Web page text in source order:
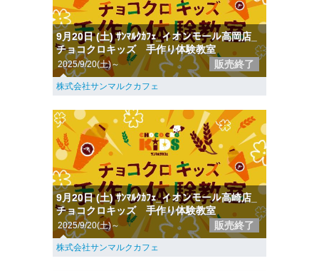
9月20日 (土) ｻﾝﾏﾙｸｶﾌｪ_イオンモール高岡店_
チョコクロキッズ 手作り体験教室
2025/9/20(土)～ 販売終了
株式会社サンマルクカフェ
9月20日 (土) ｻﾝﾏﾙｸｶﾌｪ_イオンモール高崎店_
チョコクロキッズ 手作り体験教室
2025/9/20(土)～ 販売終了
株式会社サンマルクカフェ